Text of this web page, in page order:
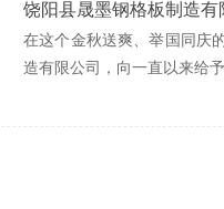
饶阳县晟墨钢格板制造
在这个金秋送爽、举国同庆
造有限公司，向一直以来给